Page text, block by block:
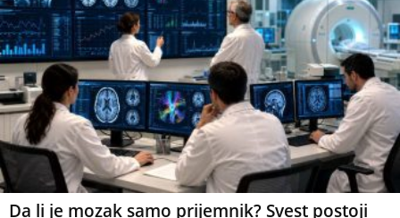
Da li je mozak samo prijemnik? Svest postoji